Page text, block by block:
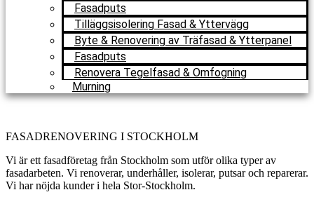
Fasadputs
Tilläggsisolering Fasad & Yttervägg
Byte & Renovering av Träfasad & Ytterpanel
Fasadputs
Renovera Tegelfasad & Omfogning
Murning
FASADRENOVERING I STOCKHOLM
Vi är ett fasadföretag från Stockholm som utför olika typer av
fasadarbeten. Vi renoverar, underhåller, isolerar, putsar och reparerar.
Vi har nöjda kunder i hela Stor-Stockholm.